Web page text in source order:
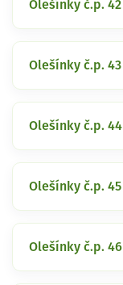
Olešínky č.p. 42
Olešínky č.p. 43
Olešínky č.p. 44
Olešínky č.p. 45
Olešínky č.p. 46